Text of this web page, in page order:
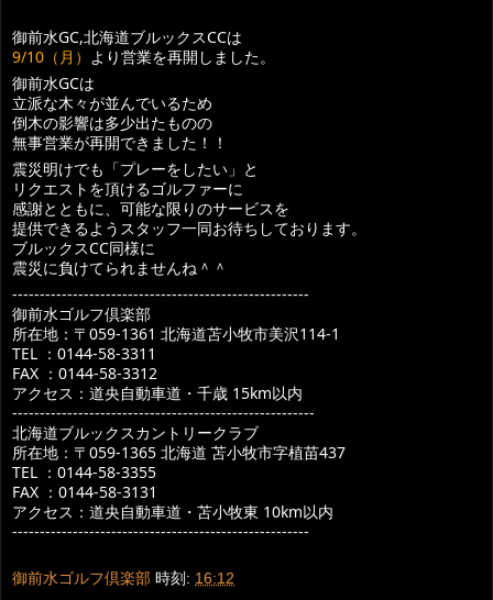
御前水GC,北海道ブルックスCCは
9/10（月） より営業を再開しました。
御前水GCは
立派な木々が並んでいるため
倒木の影響は多少出たものの
無事営業が再開できました！！
震災明けでも「プレーをしたい」と
リクエストを頂けるゴルファーに
感謝とともに、可能な限りのサービスを
提供できるようスタッフ一同お待ちしております。
ブルックスCC同様に
震災に負けてられませんね＾＾
------------------------------------------------------
御前水ゴルフ倶楽部
所在地：〒059-1361 北海道苫小牧市美沢114-1
TEL ：0144-58-3311
FAX ：0144-58-3312
アクセス：道央自動車道・千歳 15km以内
-------------------------------------------------------
北海道ブルックスカントリークラブ
所在地：〒059-1365 北海道 苫小牧市字植苗437
TEL ：0144-58-3355
FAX ：0144-58-3131
アクセス：道央自動車道・苫小牧東 10km以内
------------------------------------------------------
御前水ゴルフ倶楽部 時刻: 16:12